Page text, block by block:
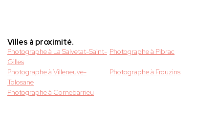
Villes à proximité.
Photographe à La Salvetat-Saint-
Gilles
Photographe à Pibrac
Photographe à Villeneuve-
Tolosane
Photographe à Frouzins
Photographe à Cornebarrieu